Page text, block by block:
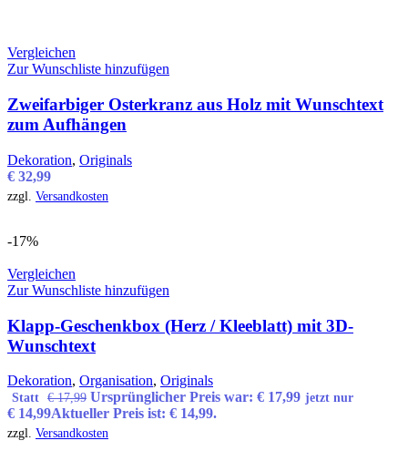
Vergleichen
Zur Wunschliste hinzufügen
Zweifarbiger Osterkranz aus Holz mit Wunschtext
zum Aufhängen
Dekoration, Originals
€ 32,99
zzgl. Versandkosten
-17%
Vergleichen
Zur Wunschliste hinzufügen
Klapp-Geschenkbox (Herz / Kleeblatt) mit 3D-
Wunschtext
Dekoration, Organisation, Originals
Statt €17,99 Ursprünglicher Preis war: € 17,99 jetzt nur
€ 14,99Aktueller Preis ist: € 14,99.
zzgl. Versandkosten